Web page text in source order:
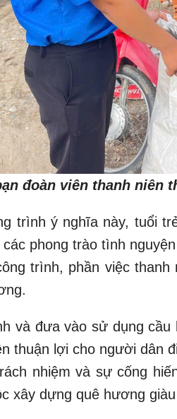
đoàn viên thanh niên
trình ý nghĩa này, tuổi
phong trào tình
trình, phần việc
và đưa vào sử dụng
thuận lợi cho người dân
nhiệm và sự cống
xây dựng quê hương